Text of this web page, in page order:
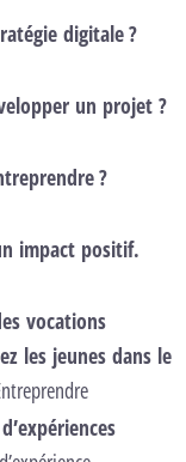
digitale?
un projet ?
?
impact positif.
vocations
les jeunes dans le